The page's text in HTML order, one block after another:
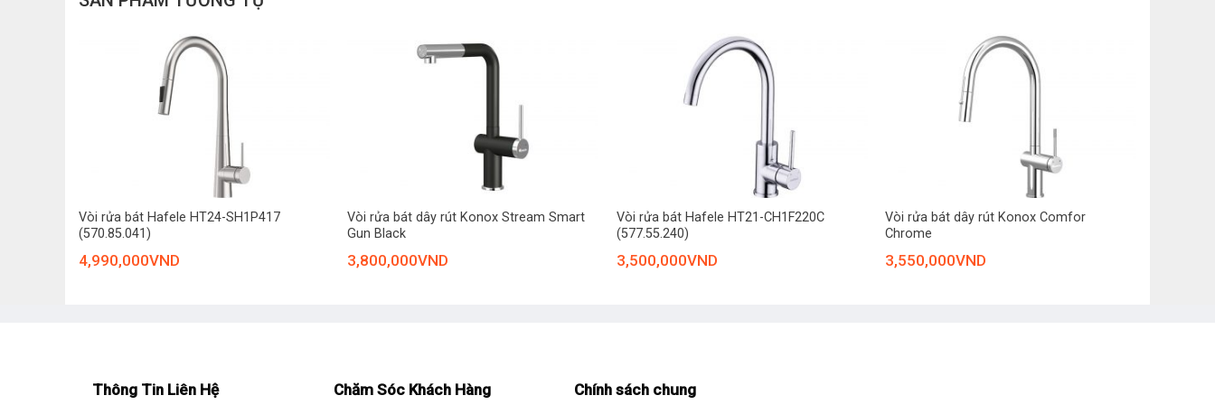
Vòi rửa bát Hafele HT24-SH1P417
(570.85.041)
4,990,000VND
Vòi rửa bát dây rút Konox Stream Smart
Gun Black
3,800,000VND
Vòi rửa bát Hafele HT21-CH1F220C
(577.55.240)
3,500,000VND
Vòi rửa bát dây rút Konox Comfor
Chrome
3,550,000VND
Thông Tin Liên Hệ Chăm Sóc Khách Hàng Chính sách chung